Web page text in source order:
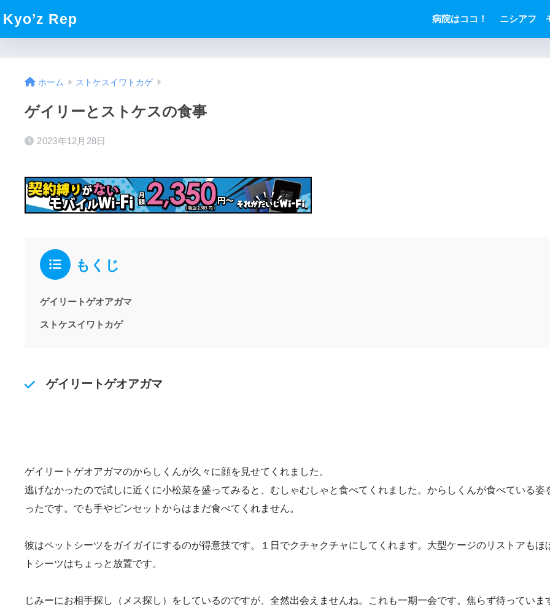
Kyo’z Rep 病院はココ！ ニシアフ
ホーム ストケスイワトカゲ
ゲイリーとストケスの食事
2023年12月28日
もくじ
ゲイリートゲオアガマ
ストケスイワトカゲ
ゲイリートゲオアガマ
ゲイリートゲオアガマのからしくんが久々に顔を見せてくれました。
逃げなかったので試しに近くに小松菜を盛ってみると、むしゃむしゃと食べてくれました。からしくんが食べている
ったです。でも手やピンセットからはまだ食べてくれません。
彼はペットシーツをガイガイにするのが得意技です。１日でクチャクチャにしてくれます。大型ケージのリストアも
トシーツはちょっと放置です。
じみーにお相手探し（メス探し）をしているのですが、全然出会えませんね。これも一期一会です。焦らず待っていま